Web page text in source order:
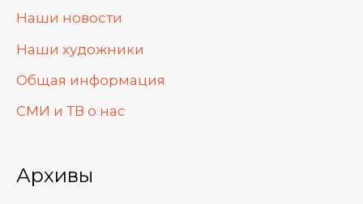
Наши новости
Наши художники
Общая информация
СМИ и ТВ о нас
Архивы